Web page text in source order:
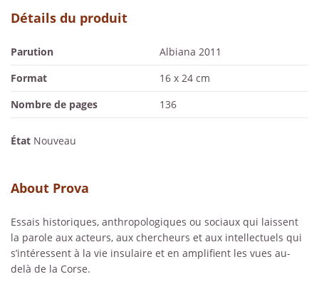
Détails du produit
Parution
Albiana 2011
Format
16 x 24 cm
Nombre de pages
136
État Nouveau
About Prova
Essais historiques, anthropologiques ou sociaux qui laissent
la parole aux acteurs, aux chercheurs et aux intellectuels qui
s’intéressent à la vie insulaire et en amplifient les vues au-
delà de la Corse.